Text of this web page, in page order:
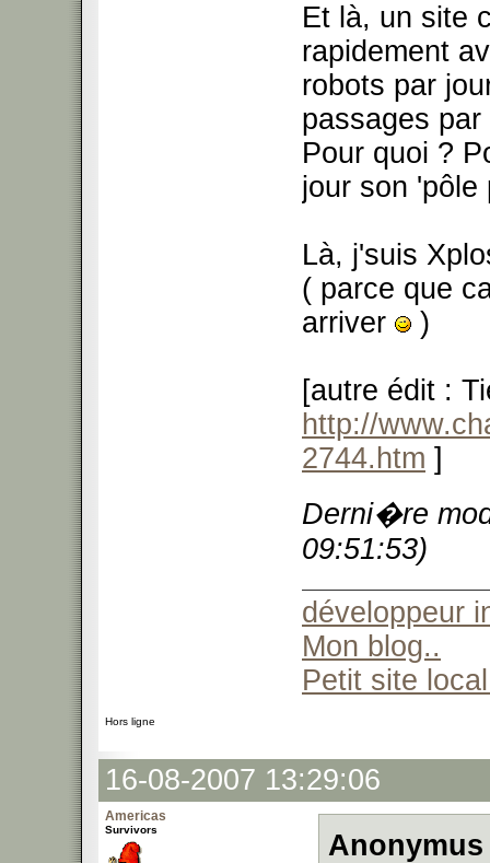
Et là, un site
rapidement
robots par
passages par
Pour quoi ?
jour son 'pôle
Là, j'suis
( parce que
arriver
)
[autre édit :
http://
2744.htm ]
Derni�re
09:51:53)
développeur
Mon blog..
Petit site
Hors ligne
16-08-2007 13:29:06
Americas
Survivors